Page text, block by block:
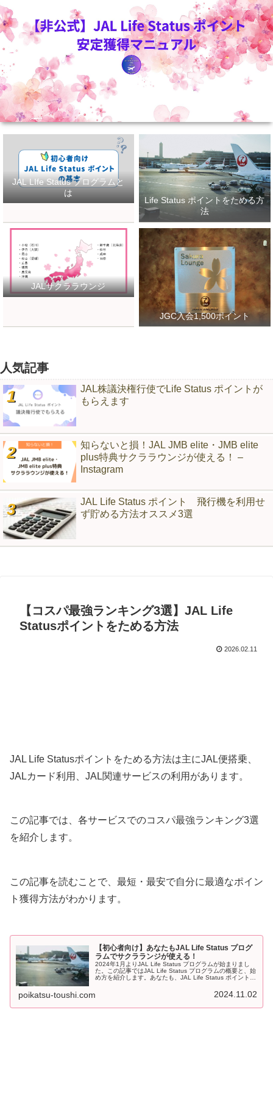
JAL LIfe Status プログラムと
は
Life Status ポイントをためる方
法
JALサクララウンジ
JGC入会1,500ポイント
人気記事
JAL株議決権行使でLife Status ポイントが
もらえます
知らないと損！JAL JMB elite・JMB elite
plus特典サクララウンジが使える！ –
Instagram
JAL Life Status ポイント 飛行機を利用せ
ず貯める方法オススメ3選
【コスパ最強ランキング3選】JAL Life
Statusポイントをためる方法
2026.02.11
JAL Life Statusポイントをためる方法は主にJAL便搭乗、
JALカード利用、JAL関連サービスの利用があります。
この記事では、各サービスでのコスパ最強ランキング3選
を紹介します。
この記事を読むことで、最短・最安で自分に最適なポイン
ト獲得方法がわかります。
【初心者向け】あなたもJAL Life Status プログ
ラムでサクラランジが使える！
2024年1月よりJAL Life Status プログラムが始まりまし
た。この記事ではJAL Life Status プログラムの概要と、始
め方を紹介します。あなたも、JAL Life Status ポイントを
poikatsu-toushi.com 2024.11.02